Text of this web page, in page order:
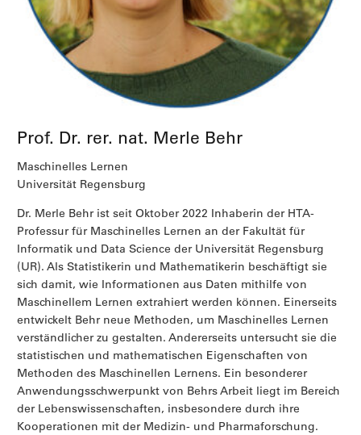
Prof. Dr. rer. nat. Merle Behr
Maschinelles Lernen
Universität Regensburg
Dr. Merle Behr ist seit Oktober 2022 Inhaberin der HTA-
Professur für Maschinelles Lernen an der Fakultät für
Informatik und Data Science der Universität Regensburg
(UR). Als Statistikerin und Mathematikerin beschäftigt sie
sich damit, wie Informationen aus Daten mithilfe von
Maschinellem Lernen extrahiert werden können. Einerseits
entwickelt Behr neue Methoden, um Maschinelles Lernen
verständlicher zu gestalten. Andererseits untersucht sie die
statistischen und mathematischen Eigenschaften von
Methoden des Maschinellen Lernens. Ein besonderer
Anwendungsschwerpunkt von Behrs Arbeit liegt im Bereich
der Lebenswissenschaften, insbesondere durch ihre
Kooperationen mit der Medizin- und Pharmaforschung.